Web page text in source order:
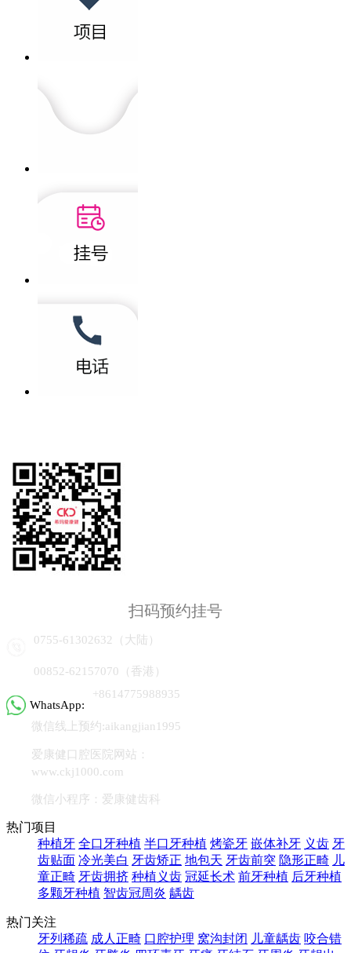
扫码预约挂号
0755-61302632（大陆）
00852-62157070（香港）
WhatsApp:
+8614775988935
微信线上预约:aikangjian1995
爱康健口腔医院网站：
www.ckj1000.com
微信小程序：爱康健齿科
热门项目
种植牙 全口牙种植 半口牙种植 烤瓷牙 嵌体补牙 义齿 牙
齿贴面 冷光美白 牙齿矫正 地包天 牙齿前突 隐形正畸 儿
童正畸 牙齿拥挤 种植义齿 冠延长术 前牙种植 后牙种植
多颗牙种植 智齿冠周炎 龋齿
热门关注
牙列稀疏 成人正畸 口腔护理 窝沟封闭 儿童龋齿 咬合错